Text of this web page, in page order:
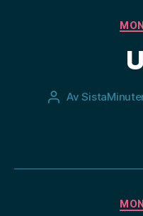
Inläggsförfattare
Av